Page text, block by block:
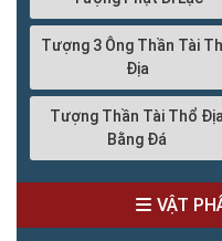
Tượng 3 Ông Thần Tài
Địa
Tượng Thần Tài Thổ Địa
Bằng Đá
VẬT